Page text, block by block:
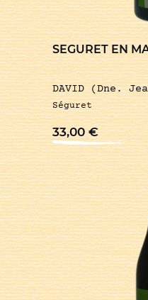
SEGURET EN
DAVID (Dne.
Séguret
33,00€